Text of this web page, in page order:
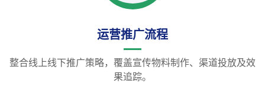
运营推广流程
整合线上线下推广策略，覆盖宣传物料制作、渠道投放及效
果追踪。